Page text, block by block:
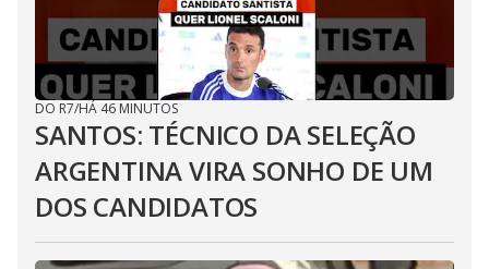
DO R7/HÁ 46 MINUTOS
SANTOS: TÉCNICO DA SELEÇÃO
ARGENTINA VIRA SONHO DE UM
DOS CANDIDATOS